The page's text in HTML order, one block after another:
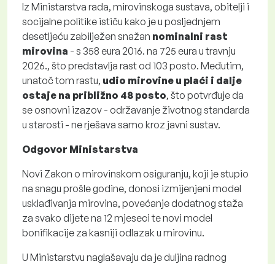
Iz Ministarstva rada, mirovinskoga sustava, obitelji i
socijalne politike ističu kako je u posljednjem
desetljeću zabilježen snažan nominalni rast
mirovina - s 358 eura 2016. na 725 eura u travnju
2026., što predstavlja rast od 103 posto. Međutim,
unatoč tom rastu, udio mirovine u plaći i dalje
ostaje na približno 48 posto, što potvrđuje da
se osnovni izazov - održavanje životnog standarda
u starosti - ne rješava samo kroz javni sustav.
Odgovor Ministarstva
Novi Zakon o mirovinskom osiguranju, koji je stupio
na snagu prošle godine, donosi izmijenjeni model
usklađivanja mirovina, povećanje dodatnog staža
za svako dijete na 12 mjeseci te novi model
bonifikacije za kasniji odlazak u mirovinu.
U Ministarstvu naglašavaju da je duljina radnog